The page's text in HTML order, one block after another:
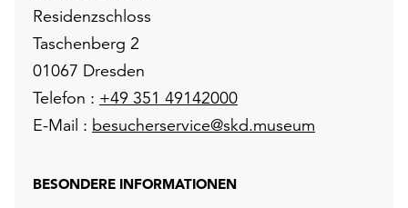
Residenzschloss
Taschenberg 2
01067 Dresden
Telefon : +49 351 49142000
E-Mail : besucherservice@skd.museum
BESONDERE INFORMATIONEN